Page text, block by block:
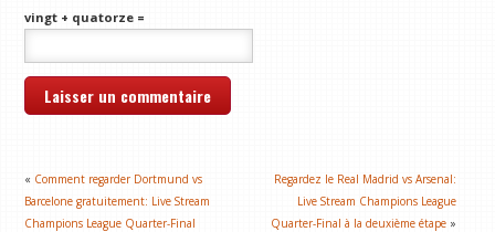
vingt + quatorze =
« Comment regarder Dortmund vs
Barcelone gratuitement: Live Stream
Champions League Quarter-Final
Regardez le Real Madrid vs Arsenal:
Live Stream Champions League
Quarter-Final à la deuxième étape »